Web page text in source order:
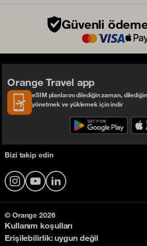
Güvenli
Orange Travel app
eSIM planlarını dilediğin zaman,
yönetmek ve yüklemek için indir
Bizi takip edin
InstagramYouTubeLinkedIn
© Orange 2026
Kullanım koşulları
Erişilebilirlik: uygun değil